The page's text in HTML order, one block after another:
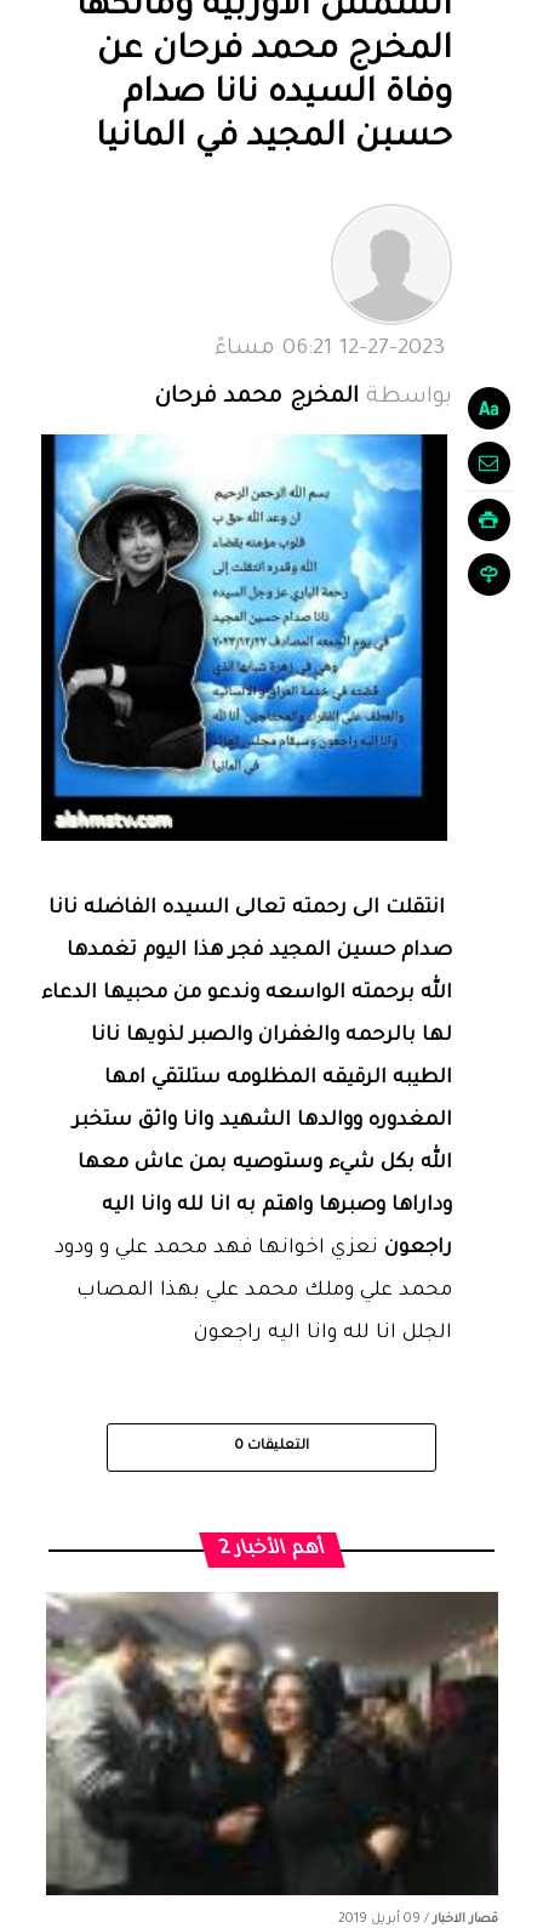
الشمس الاوربيه ومالكها
المخرج محمد فرحان عن
وفاة السيده نانا صدام
حسبن المجيد في المانيا
بواسطة المخرج محمد فرحان
انتقلت الى رحمته تعالى السيده الفاضله نانا
صدام حسين المجيد فجر هذا اليوم تغمدها
الله برحمته الواسعه وندعو من محبيها الدعاء
لها بالرحمه والغفران والصبر لذويها نانا
الطيبه الرقيقه المظلومه ستلتقي امها
المغدوره ووالدها الشهيد وانا واثق ستخبر
الله بكل شيء وستوصيه بمن عاش معها
وداراها وصبرها واهتم به انا لله وانا اليه
راجعون نعزي اخوانها فهد محمد علي و ودود
محمد علي وملك محمد علي بهذا المصاب
الجلل انا لله وانا اليه راجعون
التعليقات 0
أهم الأخبار 2
قصار الاخبار/ 09 أبريل 2019